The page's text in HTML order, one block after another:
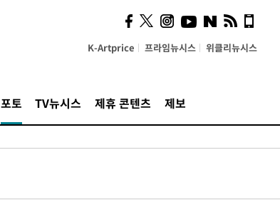
K-Artprice 프라임뉴시스 위클리뉴시스
포토 TV뉴시스 제휴 콘텐츠 제보